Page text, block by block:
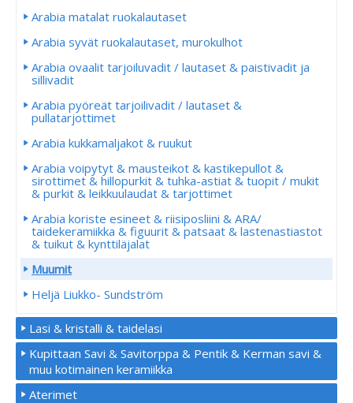
Arabia matalat ruokalautaset
Arabia syvät ruokalautaset, murokulhot
Arabia ovaalit tarjoiluvadit / lautaset & paistivadit ja
sillivadit
Arabia pyöreät tarjoilivadit / lautaset &
pullatarjottimet
Arabia kukkamaljakot & ruukut
Arabia voipytyt & mausteikot & kastikepullot &
sirottimet & hillopurkit & tuhka-astiat & tuopit / mukit
& purkit & leikkuulaudat & tarjottimet
Arabia koriste esineet & riisiposliini & ARA/
taidekeramiikka & figuurit & patsaat & lastenastiastot
& tuikut & kynttiläjalat
Muumit
Heljä Liukko- Sundström
Lasi & kristalli & taidelasi
Kupittaan Savi & Savitorppa & Pentik & Kerman savi &
muu kotimainen keramiikka
Aterimet